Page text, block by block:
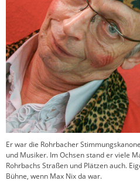
Er war die Rohrbacher
und Musiker. Im Ochsen stand er viele
Rohrbachs Straßen und Plätzen auch.
Bühne, wenn Max Nix da war.